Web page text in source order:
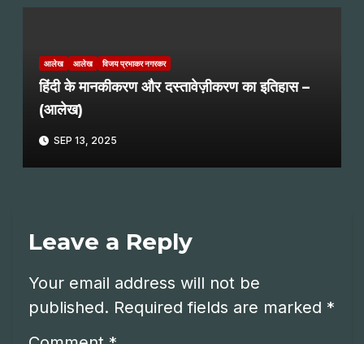
आलेख आलेख विजय प्रभाकर नगरकर
हिंदी के मानकीकरण और दस्तावेज़ीकरण का इतिहास –
(आलेख)
SEP 13, 2025
Leave a Reply
Your email address will not be
published. Required fields are marked *